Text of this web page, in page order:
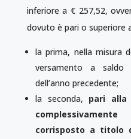
inferiore a € 257,52,
dovuto è pari o superiore
la prima, nella misura
versamento a saldo
dell’anno precedente;
la seconda, pari alla
corrisposto a titolo